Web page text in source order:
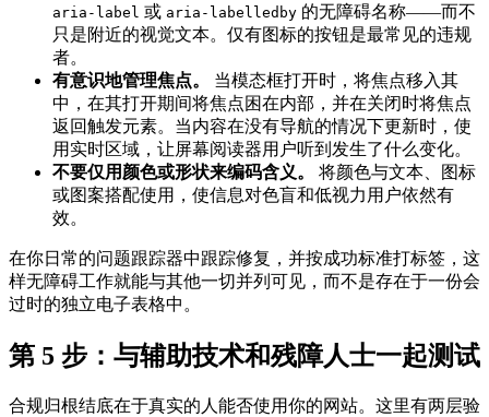
aria-label 或 aria-labelledby 的无障碍名称——而不
只是附近的视觉文本。仅有图标的按钮是最常见的违规
者。
有意识地管理焦点。
当模态框打开时，将焦点移入其
中，在其打开期间将焦点困在内部，并在关闭时将焦点
返回触发元素。当内容在没有导航的情况下更新时，使
用实时区域，让屏幕阅读器用户听到发生了什么变化。
不要仅用颜色或形状来编码含义。
将颜色与文本、图标
或图案搭配使用，使信息对色盲和低视力用户依然有
效。
在你日常的问题跟踪器中跟踪修复，并按成功标准打标签，这
样无障碍工作就能与其他一切并列可见，而不是存在于一份会
过时的独立电子表格中。
第 5 步：与辅助技术和残障人士一起测试
合规归根结底在于真实的人能否使用你的网站。这里有两层验